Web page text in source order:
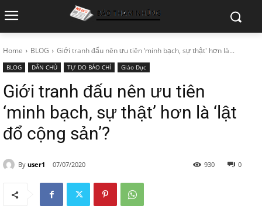
Home BLOG Giới tranh đấu nên ưu tiên ‘minh bạch, sự thật' hơn là...
BLOG DÂN CHỦ TỰ DO BÁO CHÍ Giáo Dục
Giới tranh đấu nên ưu tiên
‘minh bạch, sự thật’ hơn là ‘lật
đổ cộng sản’?
By user1 07/07/2020 0
930